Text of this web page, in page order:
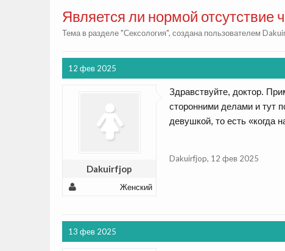
Является ли нормой отсутствие
Тема в разделе "Сексология", создана пользователем
12 фев 2025
Dakuirfjop
Женский
Здравствуйте, доктор.
сторонними делами и тут
девушкой, то есть «когда
Dakuirfjop, 12 фев 2025
13 фев 2025